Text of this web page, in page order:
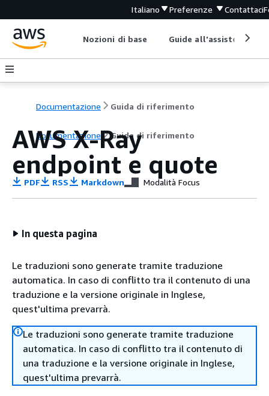
Italiano Preferenze Contattaci
Nozioni di base Guide all'assistenza
Documentazione Guida di riferimento
Documentazione Guida di riferimento
AWS X-Ray
endpoint e quote
PDF RSS Markdown Modalità Focus
In questa pagina
Le traduzioni sono generate tramite traduzione
automatica. In caso di conflitto tra il contenuto di una
traduzione e la versione originale in Inglese,
quest'ultima prevarrà.
Le traduzioni sono generate tramite traduzione
automatica. In caso di conflitto tra il contenuto di
una traduzione e la versione originale in Inglese,
quest'ultima prevarrà.